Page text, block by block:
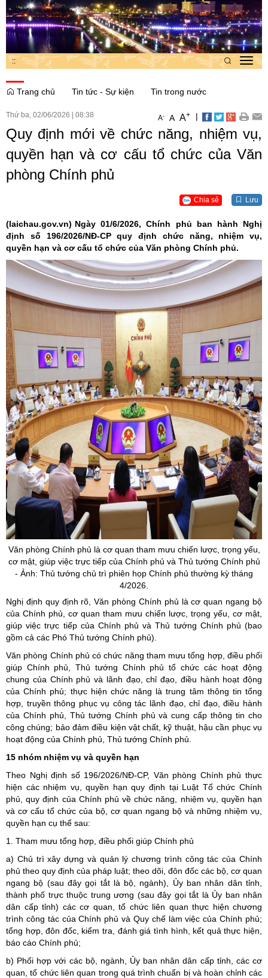
::
Trang chủ
Tin tức - Sự kiện Tin trong nước
Thứ ba, 02/06/2026 08:38 A- A A+ |
Quy định mới về chức năng, nhiệm vụ,
quyền hạn và cơ cấu tổ chức của Văn
phòng Chính phủ
Chia sẻ Lưu
(laichau.gov.vn) Ngày 01/6/2026, Chính phủ ban hành Nghị
định số 196/2026/NĐ-CP quy định chức năng, nhiệm vụ,
quyền hạn và cơ cấu tổ chức của Văn phòng Chính phủ.
Văn phòng Chính phủ là cơ quan tham mưu chiến lược, trọng yếu,
cơ mật, giúp việc trực tiếp của Chính phủ và Thủ tướng Chính phủ
- Ảnh: Thủ tướng chủ trì phiên họp Chính phủ thường kỳ tháng
4/2026.
Nghị định quy định rõ, Văn phòng Chính phủ là cơ quan ngang bộ
của Chính phủ, cơ quan tham mưu chiến lược, trọng yếu, cơ mật,
giúp việc trực tiếp của Chính phủ và Thủ tướng Chính phủ (bao
gồm cả các Phó Thủ tướng Chính phủ).
Văn phòng Chính phủ có chức năng tham mưu tổng hợp, điều phối
giúp Chính phủ, Thủ tướng Chính phủ tổ chức các hoạt động
chung của Chính phủ và lãnh đạo, chỉ đạo, điều hành hoạt động
của Chính phủ; thực hiện chức năng là trung tâm thông tin tổng
hợp, truyền thông phục vụ công tác lãnh đạo, chỉ đạo, điều hành
của Chính phủ, Thủ tướng Chính phủ và cung cấp thông tin cho
công chúng; bảo đảm điều kiện vật chất, kỹ thuật, hậu cần phục vụ
hoạt động của Chính phủ, Thủ tướng Chính phủ.
15 nhóm nhiệm vụ và quyền hạn
Theo Nghị định số 196/2026/NĐ-CP, Văn phòng Chính phủ thực
hiện các nhiệm vụ, quyền hạn quy định tại Luật Tổ chức Chính
phủ, quy định của Chính phủ về chức năng, nhiệm vụ, quyền hạn
và cơ cấu tổ chức của bộ, cơ quan ngang bộ và những nhiệm vụ,
quyền hạn cụ thể sau:
1. Tham mưu tổng hợp, điều phối giúp Chính phủ
a) Chủ trì xây dựng và quản lý chương trình công tác của Chính
phủ theo quy định của pháp luật; theo dõi, đôn đốc các bộ, cơ quan
ngang bộ (sau đây gọi tắt là bộ, ngành), Ủy ban nhân dân tỉnh,
thành phố trực thuộc trung ương (sau đây gọi tắt là Ủy ban nhân
dân cấp tỉnh) các cơ quan, tổ chức liên quan thực hiện chương
trình công tác của Chính phủ và Quy chế làm việc của Chính phủ;
tổng hợp, đôn đốc, kiểm tra, đánh giá tình hình, kết quả thực hiện,
báo cáo Chính phủ;
b) Phối hợp với các bộ, ngành, Ủy ban nhân dân cấp tỉnh, các cơ
quan, tổ chức liên quan trong quá trình chuẩn bị và hoàn chỉnh các